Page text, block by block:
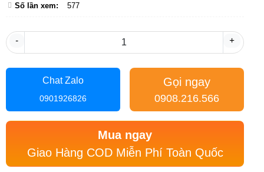
Số lần xem: 577
- +
Chat Zalo
0901926826
Gọi ngay
0908.216.566
Mua ngay
Giao Hàng COD Miễn Phí Toàn Quốc